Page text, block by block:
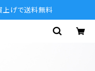
げで送料無料